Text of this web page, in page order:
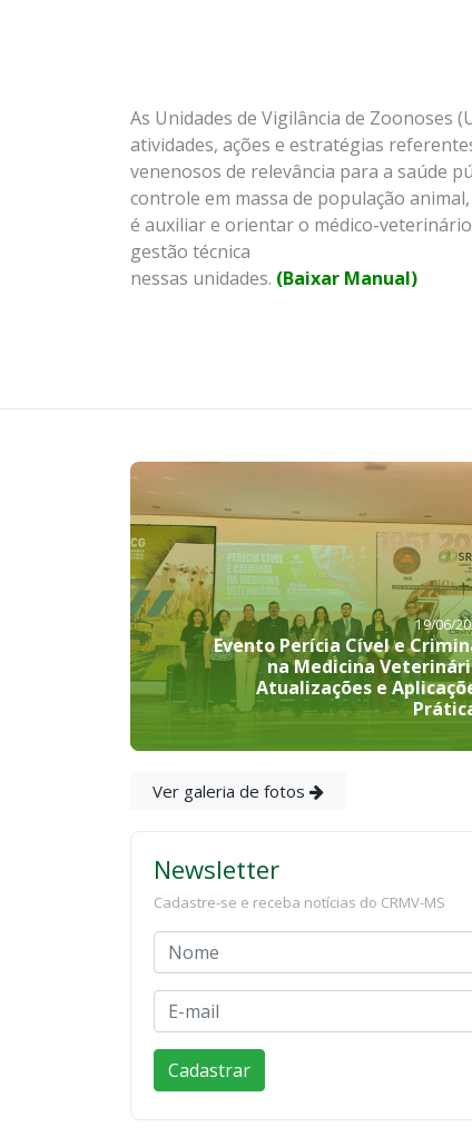
As Unidades de Vigilância de Zoonoses
atividades, ações e estratégias
venenosos de relevância para a saúde
controle em massa de população
é auxiliar e orientar o médico-
gestão técnica
nessas unidades. (Baixar Manual)
19/06/
Evento Perícia Cível e
na Medicina
Atualizações e
Ver galeria de fotos
Newsletter
Cadastre-se e receba notícias do CRMV-MS